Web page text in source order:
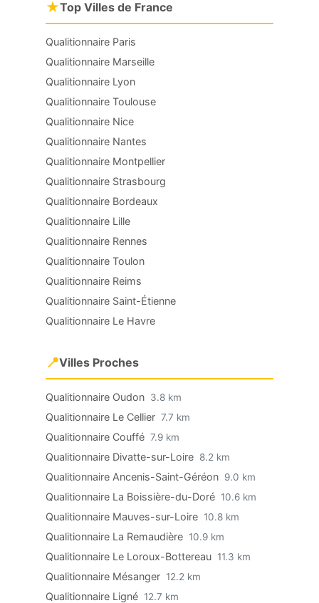
★Top Villes de France
Qualitionnaire Paris
Qualitionnaire Marseille
Qualitionnaire Lyon
Qualitionnaire Toulouse
Qualitionnaire Nice
Qualitionnaire Nantes
Qualitionnaire Montpellier
Qualitionnaire Strasbourg
Qualitionnaire Bordeaux
Qualitionnaire Lille
Qualitionnaire Rennes
Qualitionnaire Toulon
Qualitionnaire Reims
Qualitionnaire Saint-Étienne
Qualitionnaire Le Havre
📍Villes Proches
Qualitionnaire Oudon 3.8 km
Qualitionnaire Le Cellier 7.7 km
Qualitionnaire Couffé 7.9 km
Qualitionnaire Divatte-sur-Loire 8.2 km
Qualitionnaire Ancenis-Saint-Géréon 9.0 km
Qualitionnaire La Boissière-du-Doré 10.6 km
Qualitionnaire Mauves-sur-Loire 10.8 km
Qualitionnaire La Remaudière 10.9 km
Qualitionnaire Le Loroux-Bottereau 11.3 km
Qualitionnaire Mésanger 12.2 km
Qualitionnaire Ligné 12.7 km